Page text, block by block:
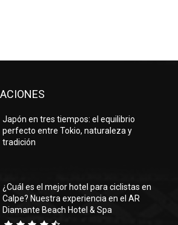
Japón en tres tiempos: el equilibrio
perfecto entre Tokio, naturaleza y
tradición
¿Cuál es el mejor hotel para ciclistas en
Calpe? Nuestra experiencia en el AR
Diamante Beach Hotel & Spa